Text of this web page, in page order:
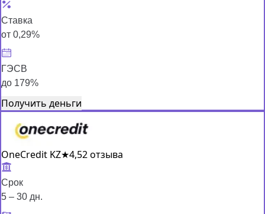
Ставка
от 0,29%
ГЭСВ
до 179%
Получить деньги
OneCredit KZ★4,52 отзыва
Срок
5 – 30 дн.